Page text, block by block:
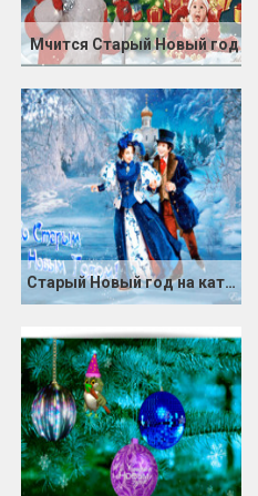
Мчится Старый Новый год
Старый Новый год на катке